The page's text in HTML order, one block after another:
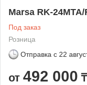
Marsa RK-
Под заказ
Розница
Отправка с 22
от 492 000 ₸